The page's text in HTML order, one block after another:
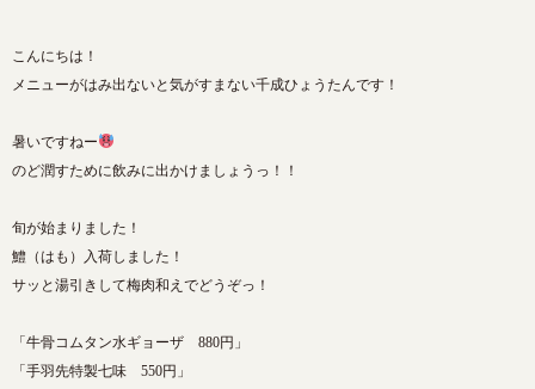
こんにちは！
メニューがはみ出ないと気がすまない千成ひょうたんです！
暑いですねー
のど潤すために飲みに出かけましょうっ！！
旬が始まりました！
鱧（はも）入荷しました！
サッと湯引きして梅肉和えでどうぞっ！
「牛骨コムタン水ギョーザ 880円」
「手羽先特製七味 550円」